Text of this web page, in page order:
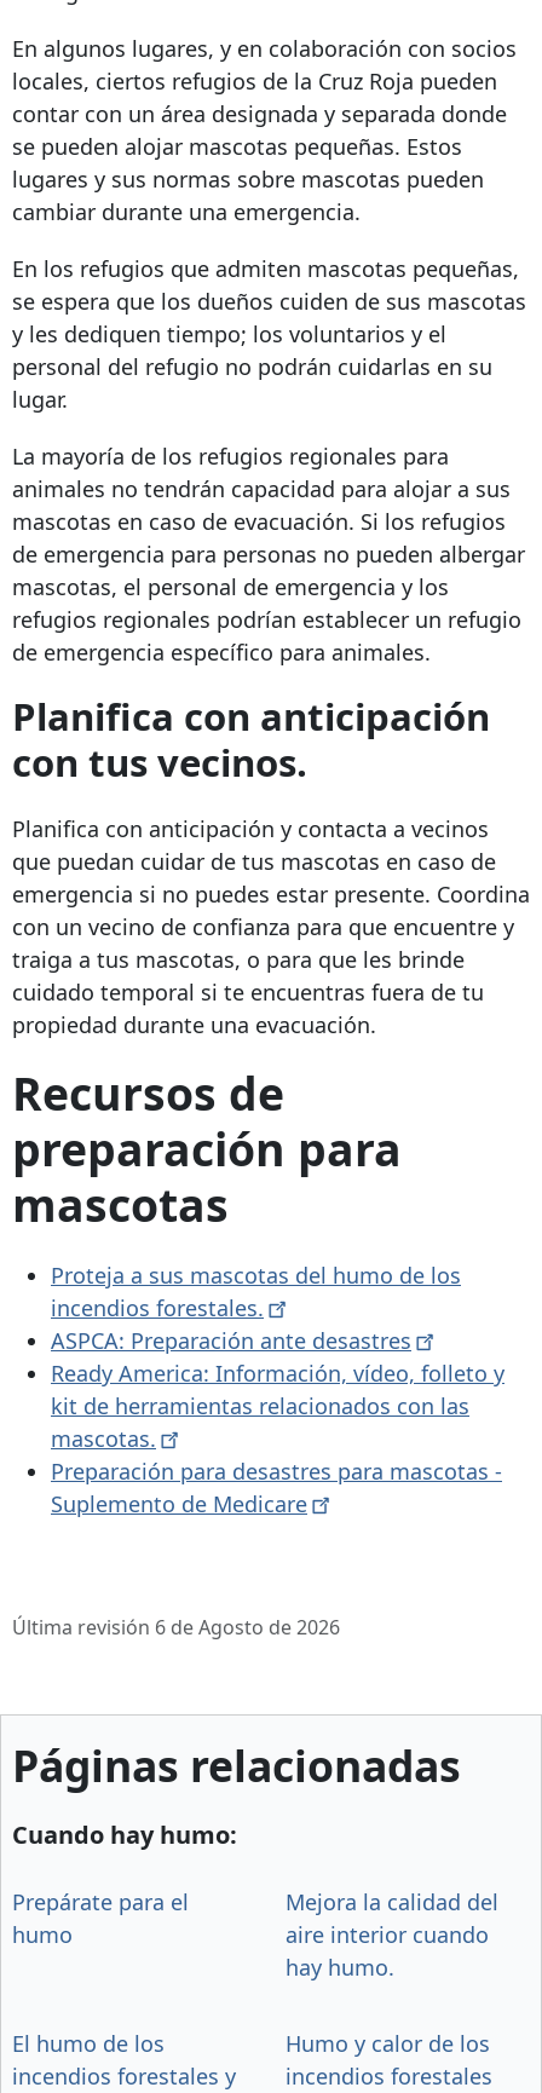
En algunos lugares, y en colaboración con socios
locales, ciertos refugios de la Cruz Roja pueden
contar con un área designada y separada donde
se pueden alojar mascotas pequeñas. Estos
lugares y sus normas sobre mascotas pueden
cambiar durante una emergencia.
En los refugios que admiten mascotas pequeñas,
se espera que los dueños cuiden de sus mascotas
y les dediquen tiempo; los voluntarios y el
personal del refugio no podrán cuidarlas en su
lugar.
La mayoría de los refugios regionales para
animales no tendrán capacidad para alojar a sus
mascotas en caso de evacuación. Si los refugios
de emergencia para personas no pueden albergar
mascotas, el personal de emergencia y los
refugios regionales podrían establecer un refugio
de emergencia específico para animales.
Planifica con anticipación
con tus vecinos.
Planifica con anticipación y contacta a vecinos
que puedan cuidar de tus mascotas en caso de
emergencia si no puedes estar presente. Coordina
con un vecino de confianza para que encuentre y
traiga a tus mascotas, o para que les brinde
cuidado temporal si te encuentras fuera de tu
propiedad durante una evacuación.
Recursos de
preparación para
mascotas
Proteja a sus mascotas del humo de los
incendios forestales.
ASPCA: Preparación ante desastres
Ready America: Información, vídeo, folleto y
kit de herramientas relacionados con las
mascotas.
Preparación para desastres para mascotas -
Suplemento de Medicare
Última revisión 6 de Agosto de 2026
Páginas relacionadas
Cuando hay humo:
Prepárate para el
humo
Mejora la calidad del
aire interior cuando
hay humo.
El humo de los
incendios forestales y
Humo y calor de los
incendios forestales